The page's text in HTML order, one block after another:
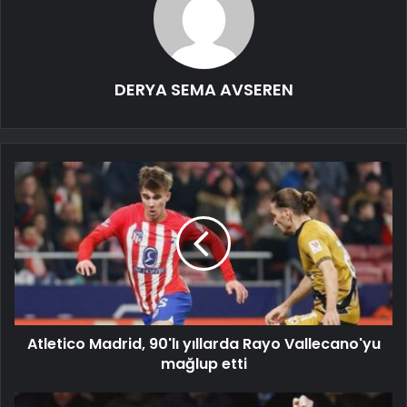
DERYA SEMA AVSEREN
Atletico Madrid, 90'lı yıllarda Rayo Vallecano'yu
mağlup etti